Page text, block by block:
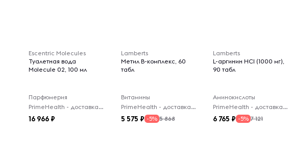
Escentric Molecules
Туалетная вода
Molecule 02, 100 мл
Парфюмерия
PrimeHealth - доставка из-за рубежа
16 966
Lamberts
Метил B-комплекс, 60
табл
Витамины
PrimeHealth - доставка из-за рубежа
5 575 -5% 5 868
Lamberts
L-аргинин HCI (1000 мг),
90 табл
Аминокислоты
PrimeHealth - доставка из-за рубежа
6 765 -5% 7 121